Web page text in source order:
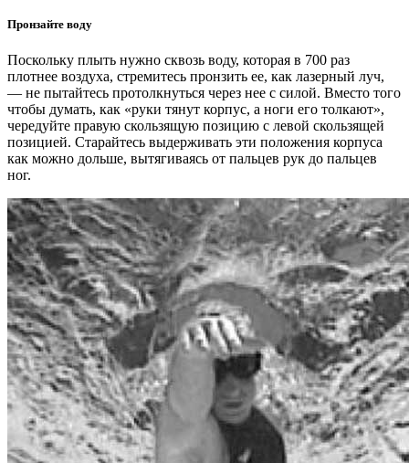
Пронзайте воду
Поскольку плыть нужно сквозь воду, которая в 700 раз
плотнее воздуха, стремитесь пронзить ее, как лазерный луч,
— не пытайтесь протолкнуться через нее с силой. Вместо того
чтобы думать, как «руки тянут корпус, а ноги его толкают»,
чередуйте правую скользящую позицию с левой скользящей
позицией. Старайтесь выдерживать эти положения корпуса
как можно дольше, вытягиваясь от пальцев рук до пальцев
ног.